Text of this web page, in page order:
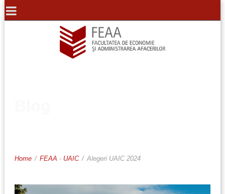
Home / FEAA - UAIC / Alegeri UAIC 2024